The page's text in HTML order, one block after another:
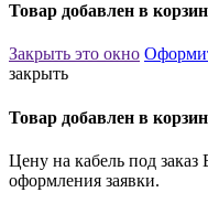
Товар добавлен в
Закрыть это окно
закрыть
Товар добавлен в
Цену на кабель под
оформления заявки.